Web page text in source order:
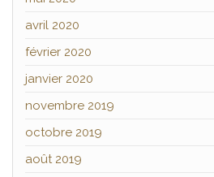
avril 2020
février 2020
janvier 2020
novembre 2019
octobre 2019
août 2019